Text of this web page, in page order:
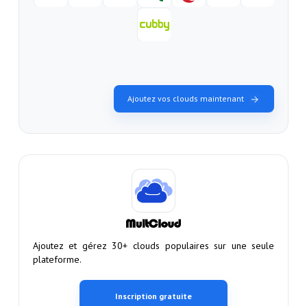
Ajoutez vos clouds maintenant
Ajoutez et gérez 30+ clouds populaires sur une seule
plateforme.
Inscription gratuite